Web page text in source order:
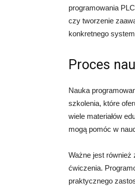
programowania
czy tworzenie
konkretnego
Proces
Nauka
szkolenia, które
wiele materiałów
mogą pomóc w
Ważne jest również
ćwiczenia.
praktycznego